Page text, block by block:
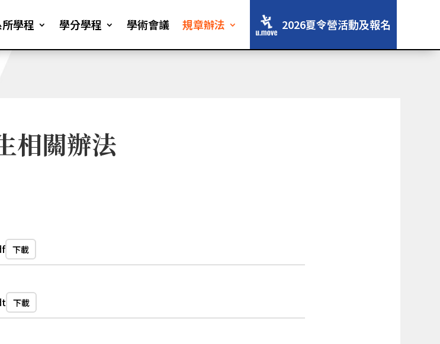
學程 學分學程 學術會議 規章辦法 2026夏令營活動及報名
相關辦法
下載
下載